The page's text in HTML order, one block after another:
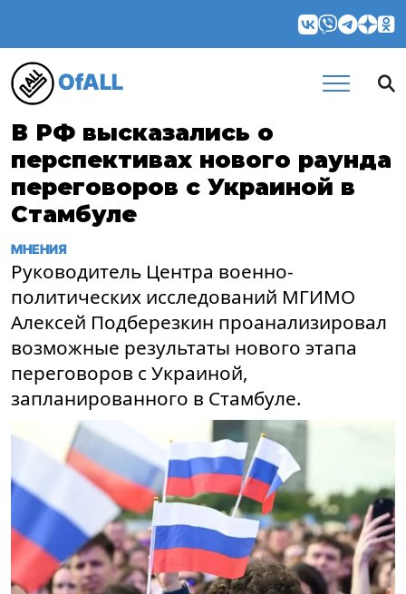
OfALL
В РФ высказались о
перспективах нового раунда
переговоров с Украиной в
Стамбуле
МНЕНИЯ
Руководитель Центра военно-
политических исследований МГИМО
Алексей Подберезкин проанализировал
возможные результаты нового этапа
переговоров с Украиной,
запланированного в Стамбуле.